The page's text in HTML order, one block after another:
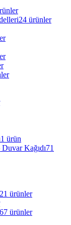
24 ürünler
1 ürün
Kağıdı71
ürünler
67 ürünler